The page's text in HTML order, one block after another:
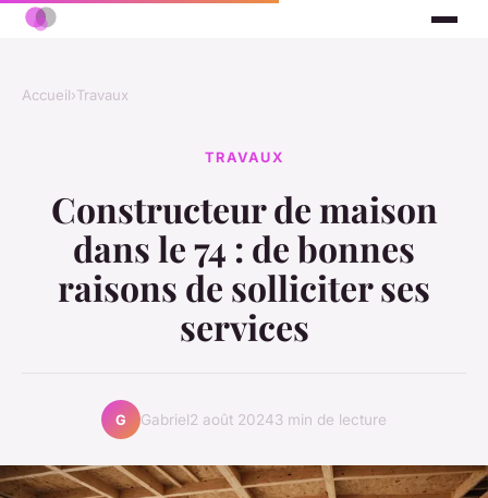
Accueil›Travaux
TRAVAUX
Constructeur de maison
dans le 74 : de bonnes
raisons de solliciter ses
services
G Gabriel2 août 20243 min de lecture